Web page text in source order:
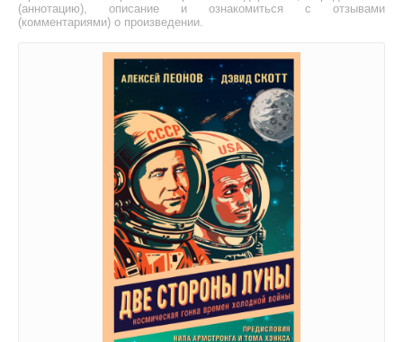
(аннотацию), описание и ознакомиться с отзывами
(комментариями) о произведении.